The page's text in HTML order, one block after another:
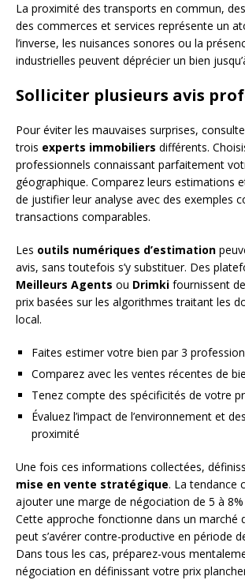
La proximité des transports en commun,
des commerces et services représente un
l’inverse, les nuisances sonores ou la
industrielles peuvent déprécier un bien
Solliciter plusieurs avis
Pour éviter les mauvaises surprises,
trois experts immobiliers différents.
professionnels connaissant parfaitement
géographique. Comparez leurs estimations
de justifier leur analyse avec des exemples
transactions comparables.
Les outils numériques d’estimation
avis, sans toutefois s’y substituer. Des
Meilleurs Agents ou Drimki fournissent
prix basées sur les algorithmes traitant les
local.
Faites estimer votre bien par 3
Comparez avec les ventes récentes de
Tenez compte des spécificités de votre
Évaluez l’impact de l’environnement et
proximité
Une fois ces informations collectées,
mise en vente stratégique. La tendance
ajouter une marge de négociation de 5 à
Cette approche fonctionne dans un marché
peut s’avérer contre-productive en période
Dans tous les cas, préparez-vous
négociation en définissant votre prix